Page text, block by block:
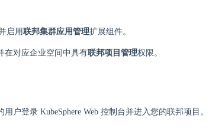
启用联邦集群应用管理扩展组件。
在对应企业空间中具有联邦项目管理权限。
用户登录 KubeSphere Web 控制台并进入您的联邦项目。